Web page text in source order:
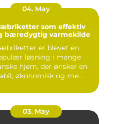
04. May
som effektiv
bæredygtig varmekilde
er blevet en
løsning i mange
hjem, der ønsker en
økonomisk og me...
03. May